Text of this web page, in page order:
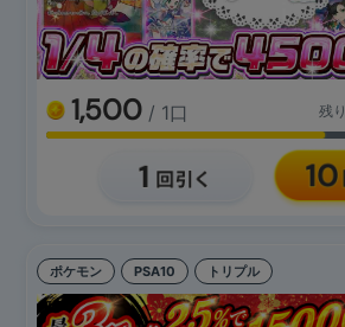
1,500 / 1口 残り
ポケモン PSA10 トリプル